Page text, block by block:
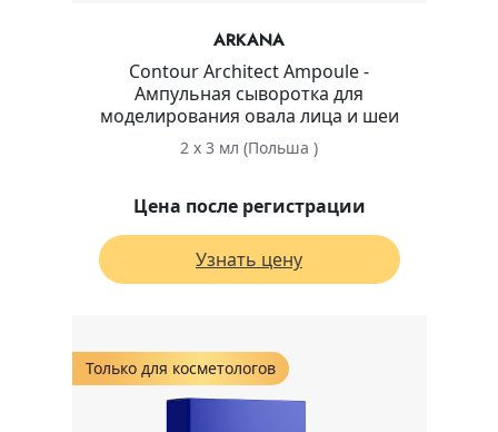
ARKANA
Contour Architect Ampoule -
Ампульная сыворотка для
моделирования овала лица и шеи
2 х 3 мл (Польша )
Цена после регистрации
Узнать цену
Только для косметологов